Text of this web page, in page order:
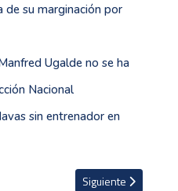
de su marginación por
Ugalde no se ha
Nacional
sin entrenador en
romper la fortaleza de
Artículo siguiente:
Siguiente